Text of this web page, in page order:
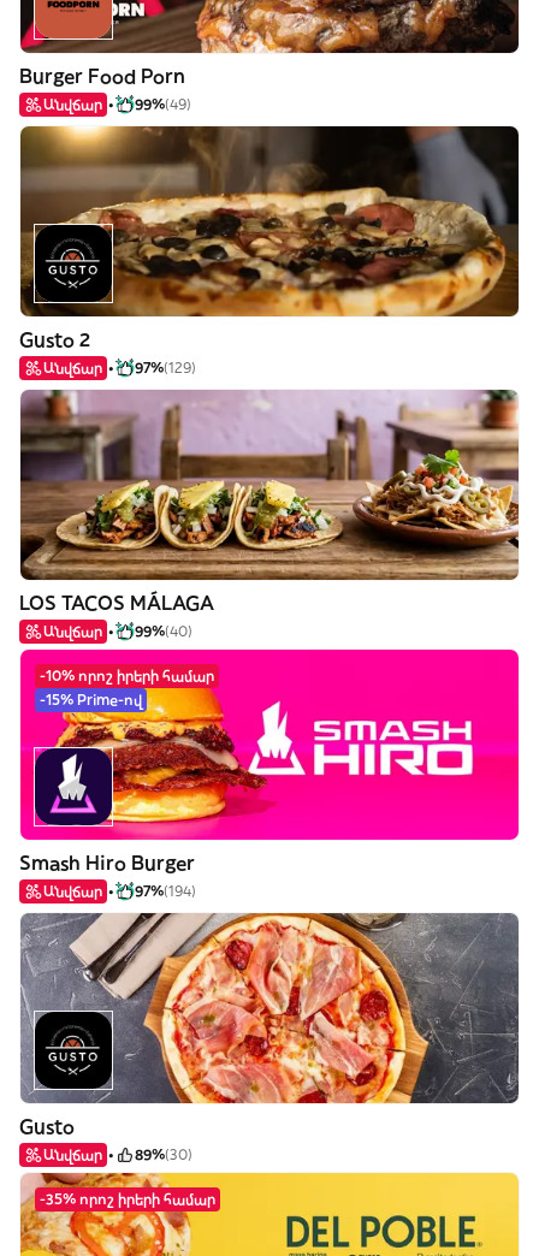
Burger Food Porn
Անվճար 99%(49)
Gusto 2
Անվճար 97%(129)
LOS TACOS MÁLAGA
Անվճար 99%(40)
-10% որոշ իրերի համար
-15% Prime-ով
Smash Hiro Burger
Անվճար 97%(194)
Gusto
Անվճար 89%(30)
-35% որոշ իրերի համար